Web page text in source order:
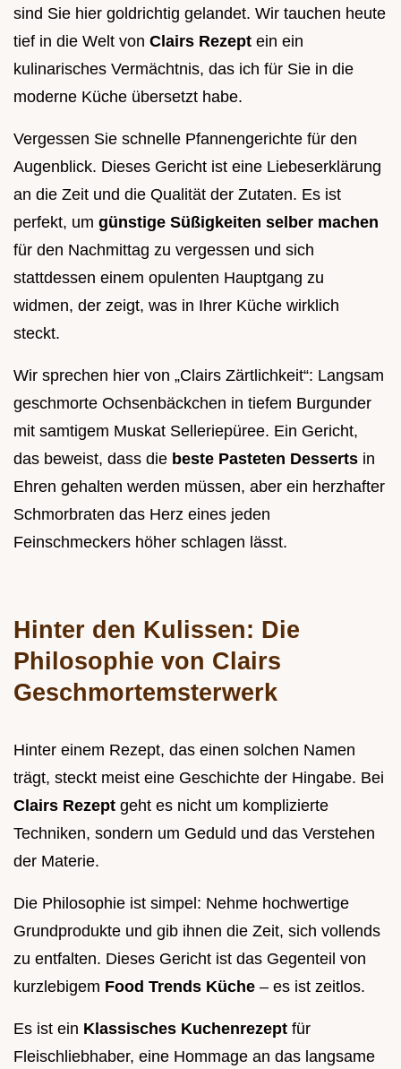
sind Sie hier goldrichtig gelandet. Wir tauchen heute
tief in die Welt von Clairs Rezept ein ein
kulinarisches Vermächtnis, das ich für Sie in die
moderne Küche übersetzt habe.
Vergessen Sie schnelle Pfannengerichte für den
Augenblick. Dieses Gericht ist eine Liebeserklärung
an die Zeit und die Qualität der Zutaten. Es ist
perfekt, um günstige Süßigkeiten selber machen
für den Nachmittag zu vergessen und sich
stattdessen einem opulenten Hauptgang zu
widmen, der zeigt, was in Ihrer Küche wirklich
steckt.
Wir sprechen hier von „Clairs Zärtlichkeit“: Langsam
geschmorte Ochsenbäckchen in tiefem Burgunder
mit samtigem Muskat Selleriepüree. Ein Gericht,
das beweist, dass die beste Pasteten Desserts in
Ehren gehalten werden müssen, aber ein herzhafter
Schmorbraten das Herz eines jeden
Feinschmeckers höher schlagen lässt.
Hinter den Kulissen: Die
Philosophie von Clairs
Geschmortemsterwerk
Hinter einem Rezept, das einen solchen Namen
trägt, steckt meist eine Geschichte der Hingabe. Bei
Clairs Rezept geht es nicht um komplizierte
Techniken, sondern um Geduld und das Verstehen
der Materie.
Die Philosophie ist simpel: Nehme hochwertige
Grundprodukte und gib ihnen die Zeit, sich vollends
zu entfalten. Dieses Gericht ist das Gegenteil von
kurzlebigem Food Trends Küche – es ist zeitlos.
Es ist ein Klassisches Kuchenrezept für
Fleischliebhaber, eine Hommage an das langsame